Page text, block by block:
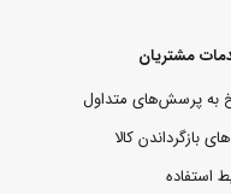
مشتریان
به پرسش‌های متداول
بازگرداندن کالا
استفاده